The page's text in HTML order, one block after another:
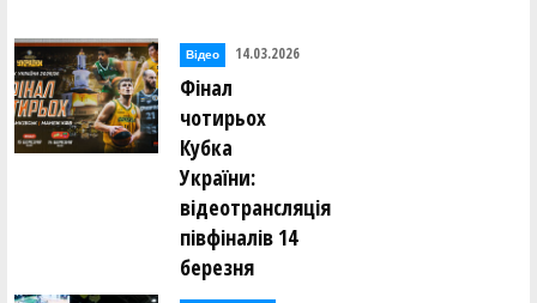
Відео 14.03.2026
Фінал
чотирьох
Кубка
України:
відеотрансляція
півфіналів 14
березня